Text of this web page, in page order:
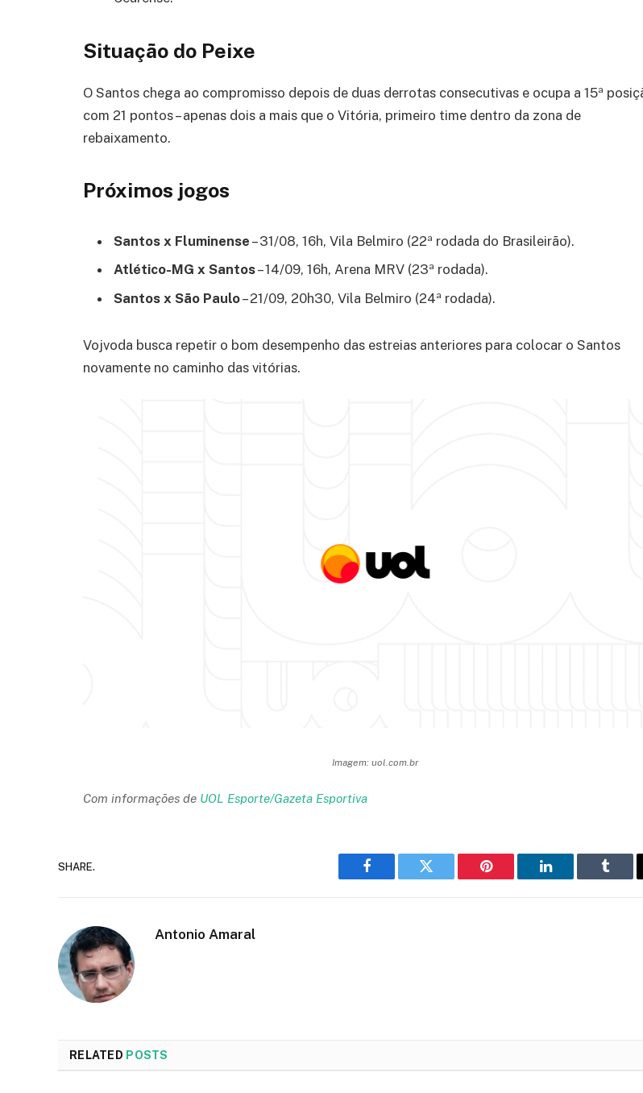
Situação do Peixe
O Santos chega ao compromisso depois de duas derrotas consecutivas e ocupa a 15ª
com 21 pontos – apenas dois a mais que o Vitória, primeiro time dentro da zona de
rebaixamento.
Próximos jogos
Santos x Fluminense – 31/08, 16h, Vila Belmiro (22ª rodada do Brasileirão).
Atlético-MG x Santos– 14/09, 16h, Arena MRV (23ª rodada).
Santos x São Paulo– 21/09, 20h30, Vila Belmiro (24ª rodada).
Vojvoda busca repetir o bom desempenho das estreias anteriores para colocar o Santos
novamente no caminho das vitórias.
Imagem: uol.com.br
Com informações de UOL Esporte/Gazeta Esportiva
SHARE.
Facebook Twitter Pinterest LinkedIn
Antonio Amaral
RELATED POSTS